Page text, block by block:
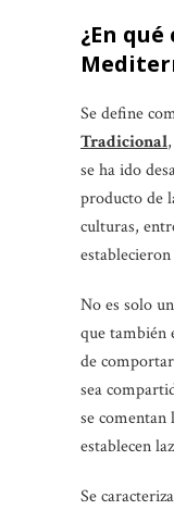
¿En
Se define
Tradicional
se ha ido
producto de
culturas,
No es solo
que también
de
sea
se comentan
establecen
Se